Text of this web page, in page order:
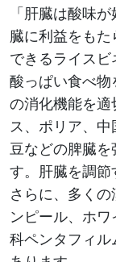
「肝臓は酸味
臓に利益をも
できるライス
酸っぱい食べ物
の消化機能を適
ス、ポリア、
豆などの脾臓を
す。肝臓を調節
さらに、多く
ンピール、ホ
科ペンタフィ